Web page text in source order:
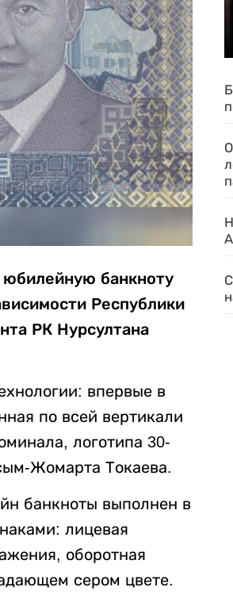
банкноту
Республики
РК Нурсултана
впервые в
по всей вертикали
логотипа 30-
Жомарта Токаева.
банкноты выполнен в
лицевая
оборотная
сером цвете.